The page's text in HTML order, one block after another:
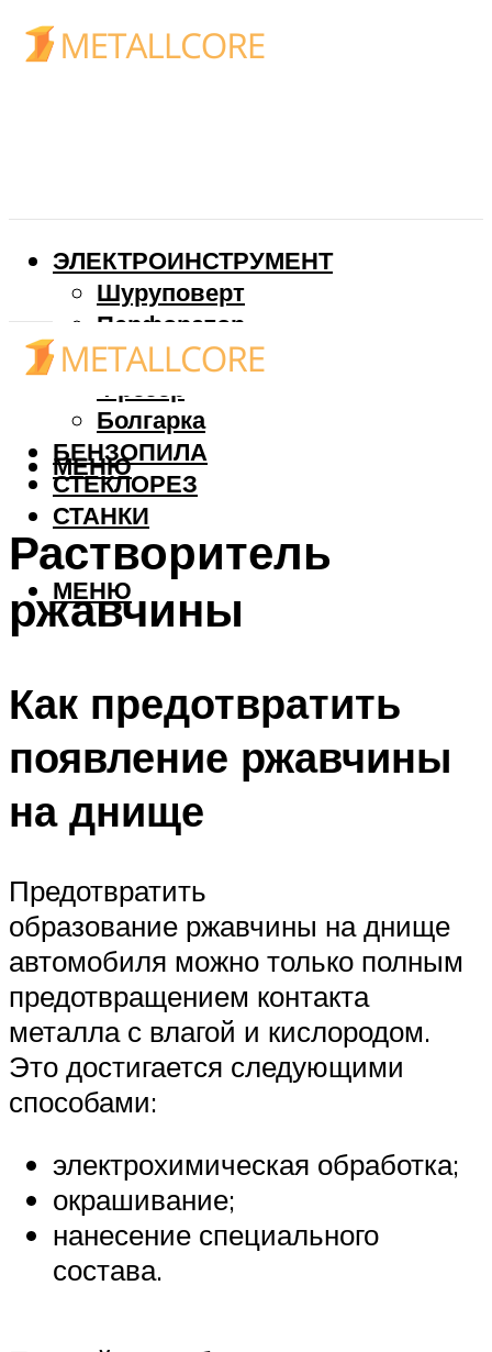
ЭЛЕКТРОИНСТРУМЕНТ
Шуруповерт
Перфоратор
Дрель
Фрезер
Болгарка
БЕНЗОПИЛА
СТЕКЛОРЕЗ
СТАНКИ
МЕНЮ
МЕНЮ
Растворитель
ржавчины
Как предотвратить
появление ржавчины
на днище
Предотвратить
образование ржавчины на днище
автомобиля можно только полным
предотвращением контакта
металла с влагой и кислородом.
Это достигается следующими
способами:
электрохимическая обработка;
окрашивание;
нанесение специального
состава.